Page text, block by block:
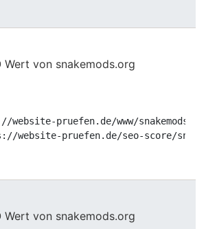
pruefen.de/www/
website-pruefen.de/seo-score/